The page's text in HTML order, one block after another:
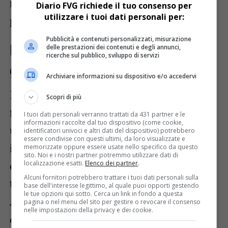
messi a disposizione dallaBanca Europea
per gli Investimenti.
Fantoni, un modello di industria
green
Il presidentePaolo Fantoni
filosofia green dell’azienda: “La nostra è
un’industria energivora, ma stiamo
investendo perridurre la dipendenza
dal mercato energeticoe allo stesso
tempoabbattere l’impatto ambientale
Attualmente, Fantoni già produce il70%
del proprio fabbisogno energeticoda
Diario FVG richiede il tuo consenso per
utilizzare i tuoi dati personali per:
Pubblicità e contenuti personalizzati, misurazione
delle prestazioni dei contenuti e degli annunci,
ricerche sul pubblico, sviluppo di servizi
Archiviare informazioni su dispositivo e/o accedervi
Scopri di più
I tuoi dati personali verranno trattati da 431 partner e le
informazioni raccolte dal tuo dispositivo (come cookie,
identificatori univoci e altri dati del dispositivo) potrebbero
essere condivise con questi ultimi, da loro visualizzate e
memorizzate oppure essere usate nello specifico da questo
sito. Noi e i nostri partner potremmo utilizzare dati di
localizzazione esatti. Elenco dei partner.
Alcuni fornitori potrebbero trattare i tuoi dati personali sulla
base dell'interesse legittimo, al quale puoi opporti gestendo
le tue opzioni qui sotto. Cerca un link in fondo a questa
pagina o nel menu del sito per gestire o revocare il consenso
nelle impostazioni della privacy e dei cookie.